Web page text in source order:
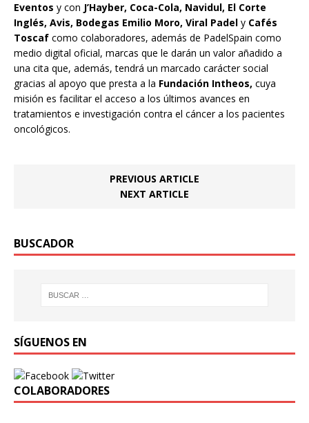
Eventos y con J’Hayber, Coca-Cola, Navidul, El Corte
Inglés, Avis, Bodegas Emilio Moro, Viral Padel y Cafés
Toscaf como colaboradores, además de PadelSpain como
medio digital oficial, marcas que le darán un valor añadido a
una cita que, además, tendrá un marcado carácter social
gracias al apoyo que presta a la Fundación Intheos, cuya
misión es facilitar el acceso a los últimos avances en
tratamientos e investigación contra el cáncer a los pacientes
oncológicos.
PREVIOUS ARTICLE
NEXT ARTICLE
BUSCADOR
SÍGUENOS EN
COLABORADORES